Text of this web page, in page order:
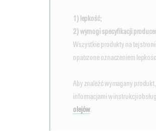
1) lepkość;
2) wymogi specyfikacji
Wszystkie produkty na tej
opatrzone oznaczeniem
Aby znaleźć wymagany
informacjami w instrukcji
olejów